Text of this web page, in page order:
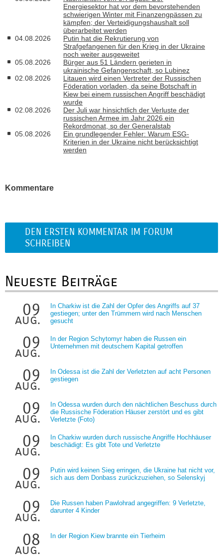
Energiesektor hat vor dem bevorstehenden
schwierigen Winter mit Finanzengpässen zu
kämpfen; der Verteidigungshaushalt soll
überarbeitet werden
04.08.2026
Putin hat die Rekrutierung von
Strafgefangenen für den Krieg in der Ukraine
noch weiter ausgeweitet
05.08.2026
Bürger aus 51 Ländern gerieten in
ukrainische Gefangenschaft, so Lubinez
02.08.2026
Litauen wird einen Vertreter der Russischen
Föderation vorladen, da seine Botschaft in
Kiew bei einem russischen Angriff beschädigt
wurde
02.08.2026
Der Juli war hinsichtlich der Verluste der
russischen Armee im Jahr 2026 ein
Rekordmonat, so der Generalstab
05.08.2026
Ein grundlegender Fehler: Warum ESG-
Kriterien in der Ukraine nicht berücksichtigt
werden
Kommentare
DEN ERSTEN KOMMENTAR IM FORUM
SCHREIBEN
Neueste Beiträge
09
aug.
In Charkiw ist die Zahl der Opfer des Angriffs auf 37
gestiegen; unter den Trümmern wird nach Menschen
gesucht
09
aug.
In der Region Schytomyr haben die Russen ein
Unternehmen mit deutschem Kapital getroffen
09
aug.
In Odessa ist die Zahl der Verletzten auf acht Personen
gestiegen
09
aug.
In Odessa wurden durch den nächtlichen Beschuss durch
die Russische Föderation Häuser zerstört und es gibt
Verletzte (Foto)
09
aug.
In Charkiw wurden durch russische Angriffe Hochhäuser
beschädigt: Es gibt Tote und Verletzte
09
aug.
Putin wird keinen Sieg erringen, die Ukraine hat nicht vor,
sich aus dem Donbass zurückzuziehen, so Selenskyj
09
aug.
Die Russen haben Pawlohrad angegriffen: 9 Verletzte,
darunter 4 Kinder
08
aug.
In der Region Kiew brannte ein Tierheim